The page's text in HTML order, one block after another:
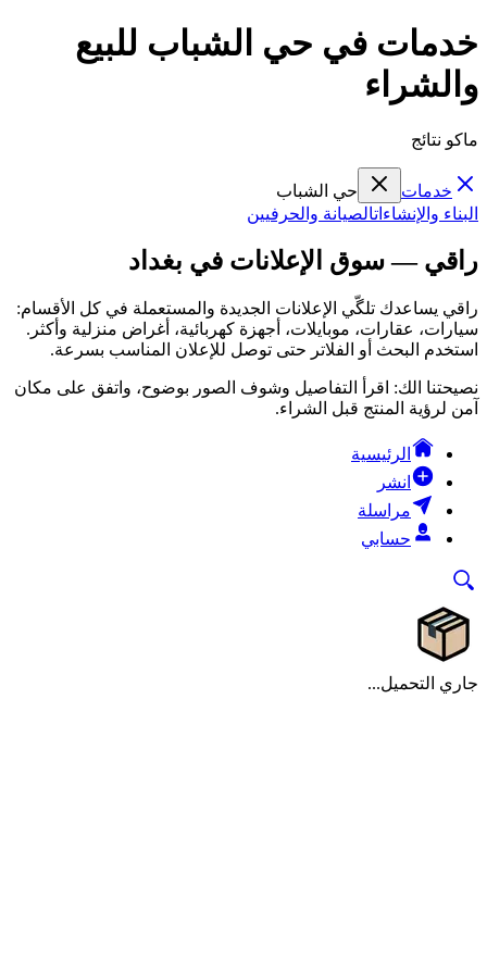
خدمات في حي الشباب للبيع
والشراء
ماكو نتائج
خدمات
حي الشباب
البناء والإنشاءاتالصيانة والحرفيين
راقي — سوق الإعلانات في بغداد
راقي يساعدك تلگّي الإعلانات الجديدة والمستعملة في كل الأقسام:
سيارات، عقارات، موبايلات، أجهزة كهربائية، أغراض منزلية وأكثر.
استخدم البحث أو الفلاتر حتى توصل للإعلان المناسب بسرعة.
نصيحتنا الك: اقرأ التفاصيل وشوف الصور بوضوح، واتفق على مكان
آمن لرؤية المنتج قبل الشراء.
الرئيسية
انشر
مراسلة
حسابي
جاري التحميل...